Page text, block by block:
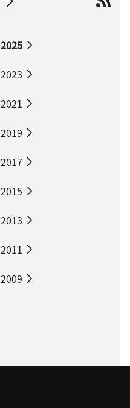
2025
2023
2021
2019
2017
2015
2013
2011
2009